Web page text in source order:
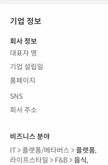
기업 정보
회사 정보
대표자 명
기업 설립일
홈페이지
SNS
회사 주소
비즈니스 분야
IT >플랫폼/메타버스 >플랫폼,
라이프스타일 > F&B >음식,